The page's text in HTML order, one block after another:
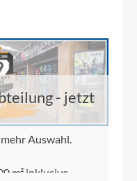
- jetzt
Auswahl.
m² inklusive